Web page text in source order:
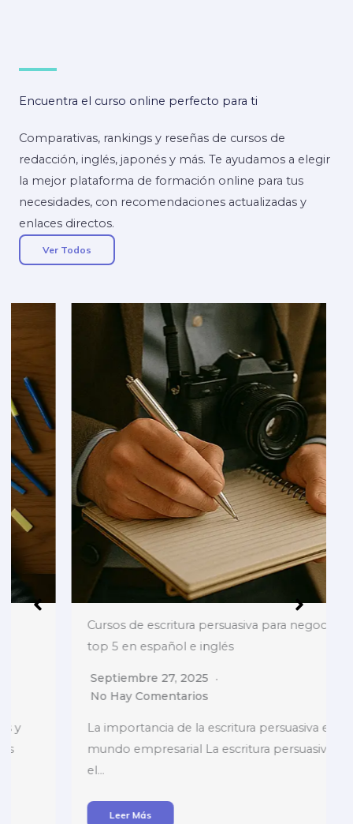
Encuentra el curso online perfecto para ti
Comparativas, rankings y reseñas de cursos de
redacción, inglés, japonés y más. Te ayudamos a elegir
la mejor plataforma de formación online para tus
necesidades, con recomendaciones actualizadas y
enlaces directos.
Ver Todos
Cursos de escritura persuasiva para negocios:
top 5 en español e inglés
Septiembre 27, 2025
No Hay Comentarios
La importancia de la escritura persuasiva en el
mundo empresarial La escritura persuasiva es